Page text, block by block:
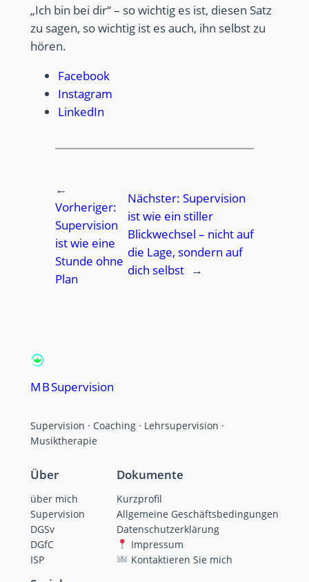
„Ich bin bei dir“ – so wichtig es ist, diesen Satz
zu sagen, so wichtig ist es auch, ihn selbst zu
hören.
Facebook
Instagram
LinkedIn
←
Vorheriger:
Supervision
ist wie eine
Stunde ohne
Plan
Nächster: Supervision
ist wie ein stiller
Blickwechsel – nicht auf
die Lage, sondern auf
dich selbst →
M B Supervision
Supervision · Coaching · Lehrsupervision ·
Musiktherapie
Über
über mich
Supervision
DGSv
DGfC
ISP
Dokumente
Kurzprofil
Allgemeine Geschäftsbedingungen
Datenschutzerklärung
Impressum
Kontaktieren Sie mich